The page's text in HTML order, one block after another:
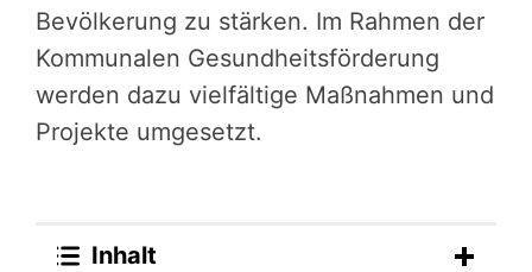
Bevölkerung zu stärken. Im Rahmen der
Kommunalen Gesundheitsförderung
werden dazu vielfältige Maßnahmen und
Projekte umgesetzt.
Inhalt